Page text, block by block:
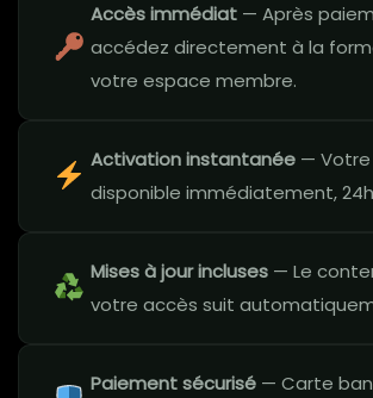
Accès immédiat — Après
accédez directement à la
votre espace membre.
Activation instantanée —
disponible immédiatement,
Mises à jour incluses — Le
votre accès suit
Paiement sécurisé — Carte